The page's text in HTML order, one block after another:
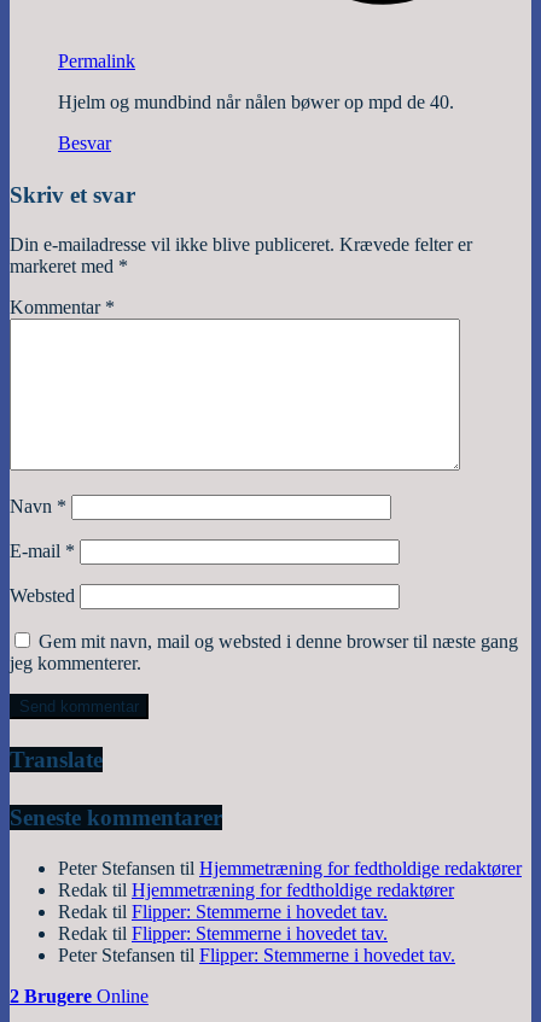
Permalink
Hjelm og mundbind når nålen bøwer op mpd de 40.
Besvar
Skriv et svar
Din e-mailadresse vil ikke blive publiceret. Krævede felter er
markeret med *
Kommentar *
Navn *
E-mail *
Websted
Gem mit navn, mail og websted i denne browser til næste gang
jeg kommenterer.
Translate
Seneste kommentarer
Peter Stefansen til Hjemmetræning for fedtholdige redaktører
Redak til Hjemmetræning for fedtholdige redaktører
Redak til Flipper: Stemmerne i hovedet tav.
Redak til Flipper: Stemmerne i hovedet tav.
Peter Stefansen til Flipper: Stemmerne i hovedet tav.
2 Brugere Online